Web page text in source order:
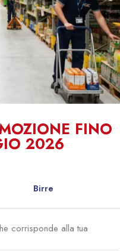
e FINO
2026
Birre
corrisponde alla tua